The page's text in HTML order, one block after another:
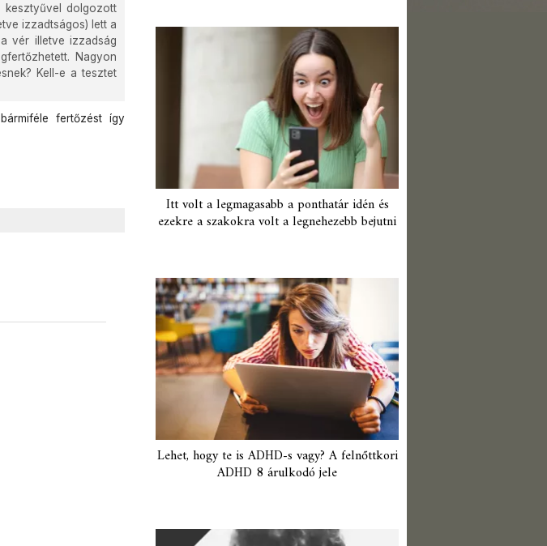
dolgozott
izzadtságos) lett a
vér illetve izzadság
Nagyon
Kell-e a tesztet
fertőzést így
Itt volt a legmagasabb a ponthatár idén és
ezekre a szakokra volt a legnehezebb bejutni
Lehet, hogy te is ADHD-s vagy? A felnőttkori
ADHD 8 árulkodó jele